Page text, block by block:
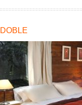
DOBLE